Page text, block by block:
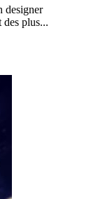
designer
des plus...